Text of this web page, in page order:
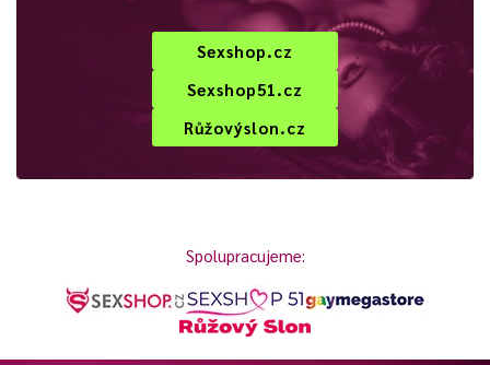
Sexshop.cz
Sexshop51.cz
Růžovýslon.cz
Spolupracujeme: